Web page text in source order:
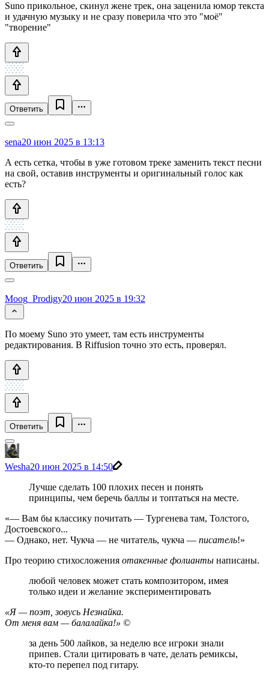
Suno прикольное, скинул жене трек, она заценила юмор текста
и удачную музыку и не сразу поверила что это "моё"
"творение"
Ответить
sena20 июн 2025 в 13:13
А есть сетка, чтобы в уже готовом треке заменить текст песни
на свой, оставив инструменты и оригинальный голос как
есть?
Ответить
Moog_Prodigy20 июн 2025 в 19:32
По моему Suno это умеет, там есть инструменты
редактирования. В Riffusion точно это есть, проверял.
Ответить
Wesha20 июн 2025 в 14:50
Лучше сделать 100 плохих песен и понять
принципы, чем беречь баллы и топтаться на месте.
«— Вам бы классику почитать — Тургенева там, Толстого,
Достоевского...
— Однако, нет. Чукча — не читатель, чукча — писатель!»
Про теорию стихосложения отакенные фолианты написаны.
любой человек может стать композитором, имея
только идеи и желание экспериментировать
«Я — поэт, зовусь Незнайка.
От меня вам — балалайка!» ©
за день 500 лайков, за неделю все игроки знали
припев. Стали цитировать в чате, делать ремиксы,
кто-то перепел под гитару.